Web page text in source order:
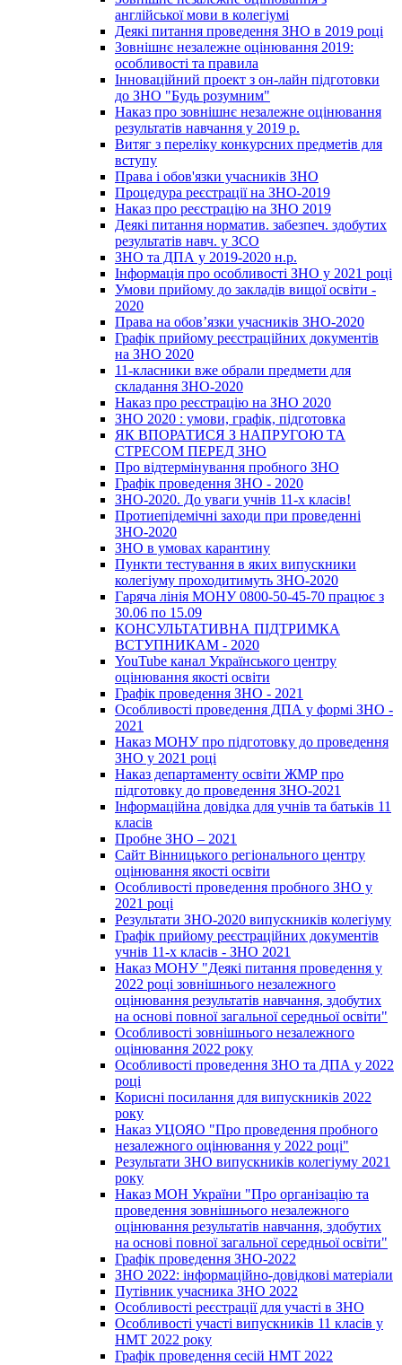
англійської мови в колегіумі
Деякі питання проведення ЗНО в 2019 році
Зовнішнє незалежне оцінювання 2019:
особливості та правила
Інноваційний проект з он-лайн підготовки
до ЗНО "Будь розумним"
Наказ про зовнішнє незалежне оцінювання
результатів навчання у 2019 р.
Витяг з переліку конкурсних предметів для
вступу
Права і обов'язки учасників ЗНО
Процедура реєстрації на ЗНО-2019
Наказ про реєстрацію на ЗНО 2019
Деякі питання норматив. забезпеч. здобутих
результатів навч. у ЗСО
ЗНО та ДПА у 2019-2020 н.р.
Інформація про особливості ЗНО у 2021 році
Умови прийому до закладів вищої освіти -
2020
Права на обов’язки учасників ЗНО-2020
Графік прийому реєстраційних документів
на ЗНО 2020
11-класники вже обрали предмети для
складання ЗНО-2020
Наказ про реєстрацію на ЗНО 2020
ЗНО 2020 : умови, графік, підготовка
ЯК ВПОРАТИСЯ З НАПРУГОЮ ТА
СТРЕСОМ ПЕРЕД ЗНО
Про відтермінування пробного ЗНО
Графік проведення ЗНО - 2020
ЗНО-2020. До уваги учнів 11-х класів!
Протиепідемічні заходи при проведенні
ЗНО-2020
ЗНО в умовах карантину
Пункти тестування в яких випускники
колегіуму проходитимуть ЗНО-2020
Гаряча лінія МОНУ 0800-50-45-70 працює з
30.06 по 15.09
КОНСУЛЬТАТИВНА ПІДТРИМКА
ВСТУПНИКАМ - 2020
YouTube канал Українського центру
оцінювання якості освіти
Графік проведення ЗНО - 2021
Особливості проведення ДПА у формі ЗНО -
2021
Наказ МОНУ про підготовку до проведення
ЗНО у 2021 році
Наказ департаменту освіти ЖМР про
підготовку до проведення ЗНО-2021
Інформаційна довідка для учнів та батьків 11
класів
Пробне ЗНО – 2021
Сайт Вінницького регіонального центру
оцінювання якості освіти
Особливості проведення пробного ЗНО у
2021 році
Результати ЗНО-2020 випускників колегіуму
Графік прийому реєстраційних документів
учнів 11-х класів - ЗНО 2021
Наказ МОНУ "Деякі питання проведення у
2022 році зовнішнього незалежного
оцінювання результатів навчання, здобутих
на основі повної загальної середньої освіти"
Особливості зовнішнього незалежного
оцінювання 2022 року
Особливості проведення ЗНО та ДПА у 2022
році
Корисні посилання для випускників 2022
року
Наказ УЦОЯО "Про проведення пробного
незалежного оцінювання у 2022 році"
Результати ЗНО випускників колегіуму 2021
року
Наказ МОН України "Про організацію та
проведення зовнішнього незалежного
оцінювання результатів навчання, здобутих
на основі повної загальної середньої освіти"
Графік проведення ЗНО-2022
ЗНО 2022: інформаційно-довідкові матеріали
Путівник учасника ЗНО 2022
Особливості реєстрації для участі в ЗНО
Особливості участі випускників 11 класів у
НМТ 2022 року
Графік проведення сесій НМТ 2022